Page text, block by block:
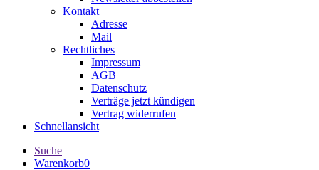
Kontakt
Adresse
Mail
Rechtliches
Impressum
AGB
Datenschutz
Verträge jetzt kündigen
Vertrag widerrufen
Schnellansicht
Suche
Warenkorb0